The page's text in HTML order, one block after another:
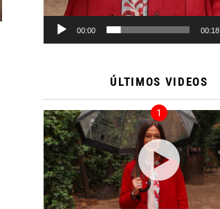
00:00 00:18
ÚLTIMOS VIDEOS